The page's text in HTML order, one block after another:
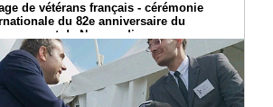
de vétérans français - cérémonie
du 82e anniversaire du
de Normandie